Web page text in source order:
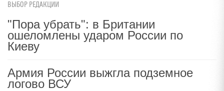
ВЫБОР РЕДАКЦИИ
"Пора убрать": в Британии
ошеломлены ударом России по
Киеву
Армия России выжгла подземное
логово ВСУ